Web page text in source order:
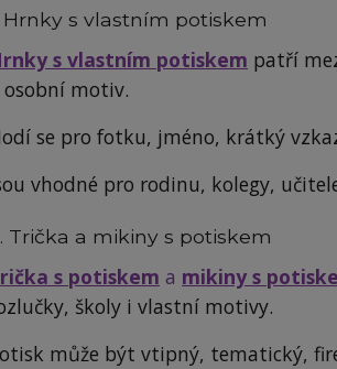
Hrnky s vlastním potiskem
s vlastním potiskem patří
osobní motiv.
se pro fotku, jméno, krátký
vhodné pro rodinu, kolegy,
Trička a mikiny s potiskem
s potiskem a mikiny s
školy i vlastní motivy.
může být vtipný, tematický,